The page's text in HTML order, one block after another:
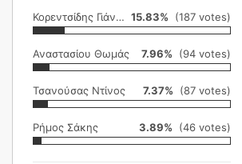
Κορεντσίδης Γιάννης 15.83% (187 votes)
Αναστασίου Θωμάς 7.96% (94 votes)
Τσανούσας Ντίνος 7.37% (87 votes)
Ρήμος Σάκης 3.89% (46 votes)